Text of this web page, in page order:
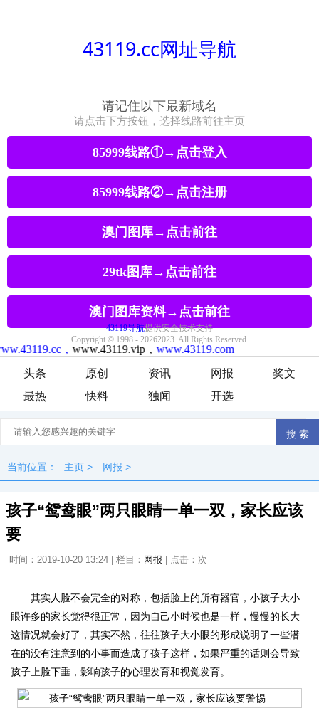
头条 原创 资讯 网报
奖文
最热
快料 独闻 开选
当前位置： 主页 > 网报 >
孩子“鸳鸯眼”两只眼睛一单一双，家长应该
要
时间：2019-10-20 13:24 | 栏目： 网报 | 点击： 次
其实人脸不会完全的对称，包括脸上的所有器官，小孩子大小
眼许多的家长觉得很正常，因为自己小时候也是一样，慢慢的长大
这情况就会好了，其实不然，往往孩子大小眼的形成说明了一些潜
在的没有注意到的小事而造成了孩子这样，如果严重的话则会导致
孩子上脸下垂，影响孩子的心理发育和视觉发育。